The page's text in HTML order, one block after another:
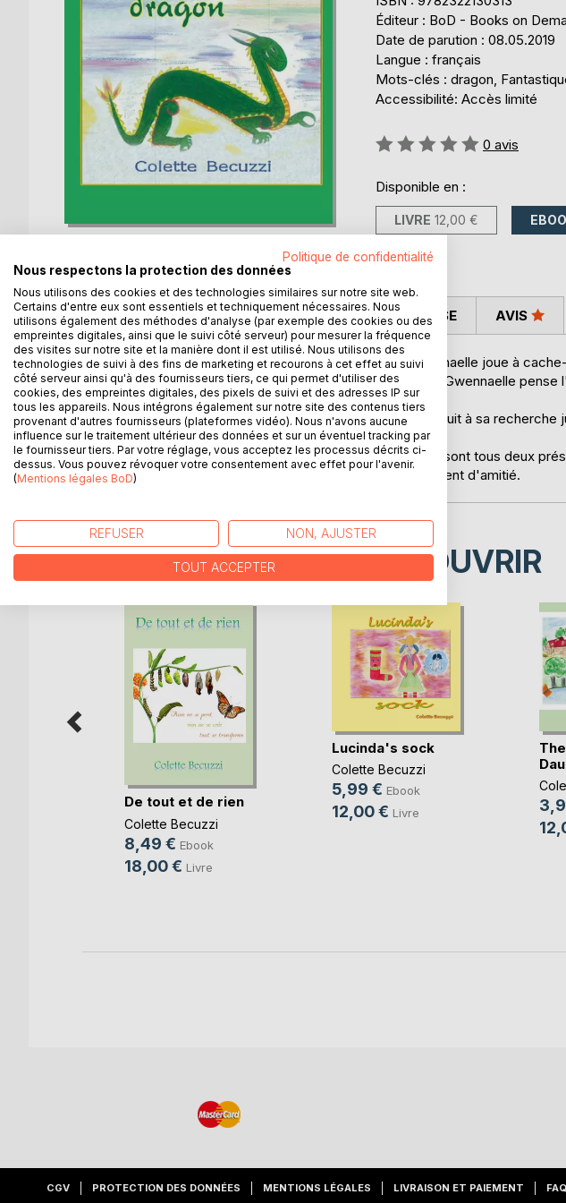
Éditeur : BoD - Books on
Date de parution : 08.05.2019
Langue : français
Mots-clés : dragon,
Accessibilité: Accès limité
Évaluation:
0 avis
Disponible en :
LIVRE 12,00 €
DESCRIPTION
Dans le livre pour enfants Gwennaelle et le dragon, Gwennaelle joue à
Erwann, près d'une grotte. Après l'avoir cherché partout, Gwennaelle pense
Elle rencontre Granael, un sympathique dragon qui la conduit à sa recherche
Elle trouve Erwann en compagnie d'autres dragons, et ils sont tous deux
et qui s'appellent les Talantes. Très rapidement, tous se lient d'amitié.
AUTEUR(S) CRITIQUES PRESSE AVIS
D’AUTRES TITRES À DÉCOUVRIR
De tout et de rien
Colette Becuzzi
8,49 € Ebook
18,00 € Livre
Lucinda's sock
Colette Becuzzi
5,99 € Ebook
12,00 € Livre
CGV PROTECTION DES DONNÉES MENTIONS LÉGALES LIVRAISON ET PAIEMENT FAQ
Politique de confidentialité
Nous respectons la protection des données
Nous utilisons des cookies et des technologies similaires sur notre site web.
Certains d'entre eux sont essentiels et techniquement nécessaires. Nous
utilisons également des méthodes d'analyse (par exemple des cookies ou des
empreintes digitales, ainsi que le suivi côté serveur) pour mesurer la fréquence
des visites sur notre site et la manière dont il est utilisé. Nous utilisons des
technologies de suivi à des fins de marketing et recourons à cet effet au suivi
côté serveur ainsi qu'à des fournisseurs tiers, ce qui permet d'utiliser des
cookies, des empreintes digitales, des pixels de suivi et des adresses IP sur
tous les appareils. Nous intégrons également sur notre site des contenus tiers
provenant d'autres fournisseurs (plateformes vidéo). Nous n'avons aucune
influence sur le traitement ultérieur des données et sur un éventuel tracking par
le fournisseur tiers. Par votre réglage, vous acceptez les processus décrits ci-
dessus. Vous pouvez révoquer votre consentement avec effet pour l'avenir.
(Mentions légales BoD)
REFUSER NON, AJUSTER
TOUT ACCEPTER